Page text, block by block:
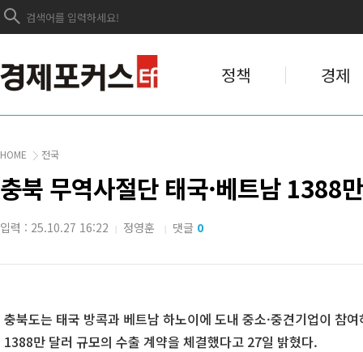
정책 경제
HOME 전국
충북 무역사절단 태국·베트남 1388
입력 : 25.10.27 16:22 | 정영훈 | 댓글 0
충북도는 태국 방콕과 베트남 하노이에 도내 중소·중견기업이 참
1388만 달러 규모의 수출 계약을 체결했다고 27일 밝혔다.